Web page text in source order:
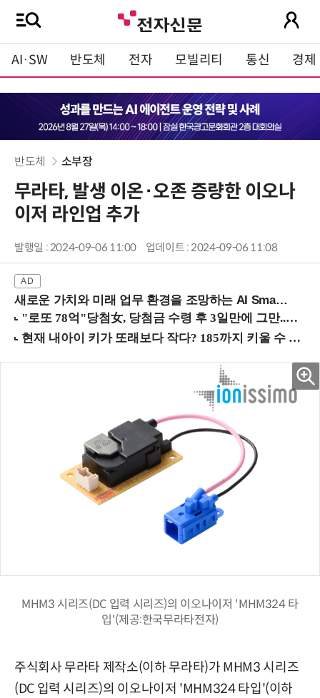
AI·SW 반도체 전자 모빌리티 통신 경제
반도체 소부장
무라타, 발생 이온·오존 증량한 이오나
이저 라인업 추가
발행일 : 2024-09-06 11:00 업데이트 : 2024-09-06 11:08
새로운 가치와 미래 업무 환경을 조망하는 AI Smart Work Summit 2026 (9/11 코엑스)
MHM3 시리즈(DC 입력 시리즈)의 이오나이저 'MHM324 타
입'(제공:한국무라타전자)
주식회사 무라타 제작소(이하 무라타)가 MHM3 시리즈
(DC 입력 시리즈)의 이오나이저 'MHM324 타입'(이하